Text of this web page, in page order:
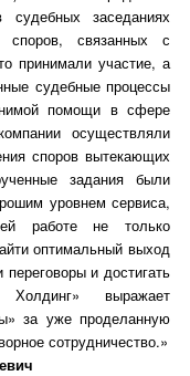
заседаниях
споров, связанных с
принимали участие, а
судебные процессы
помощи в сфере
осуществляли
споров вытекающих
задания были
уровнем сервиса,
работе не только
оптимальный выход
и достигать
выражает
за уже проделанную
сотрудничество.»